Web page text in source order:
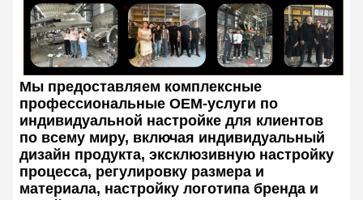
Мы предоставляем комплексные
профессиональные OEM-услуги по
индивидуальной настройке для клиентов
по всему миру, включая индивидуальный
дизайн продукта, эксклюзивную настройку
процесса, регулировку размера и
материала, настройку логотипа бренда и